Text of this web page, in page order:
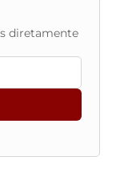
diretamente